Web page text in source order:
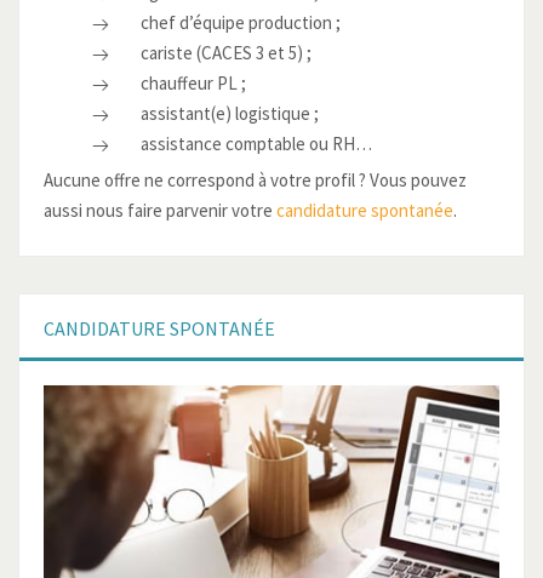
chef d’équipe production ;
cariste (CACES 3 et 5) ;
chauffeur PL ;
assistant(e) logistique ;
assistance comptable ou RH…
Aucune offre ne correspond à votre profil ? Vous pouvez
aussi nous faire parvenir votre candidature spontanée.
CANDIDATURE SPONTANÉE